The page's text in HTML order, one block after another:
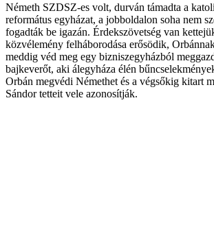
Németh SZDSZ-es volt, durván támadta a
református egyházat, a jobboldalon soha nem
fogadták be igazán. Érdekszövetség van
közvélemény felháborodása erősödik,
meddig véd meg egy bizniszegyházból
bajkeverőt, aki álegyháza élén
Orbán megvédi Némethet és a végsőkig kitart
Sándor tetteit vele azonosítják.